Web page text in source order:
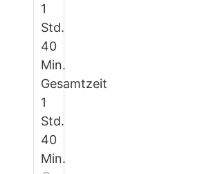
1
Std.
40Minuten
Min.
Gesamtzeit
1
Std.
40Minuten
Min.